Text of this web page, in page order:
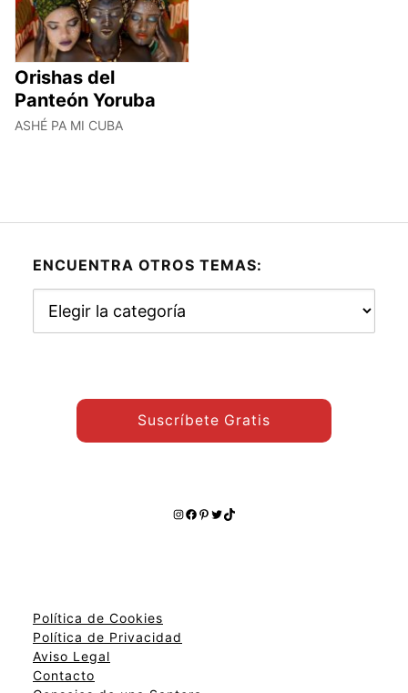
Orishas del
Panteón Yoruba
ASHÉ PA MI CUBA
ENCUENTRA OTROS TEMAS:
otros
Suscríbete Gratis
Instagram
Facebook
Pinterest
Twitter
TikTok
Política de Cookies
Política de Privacidad
Aviso Legal
Contacto